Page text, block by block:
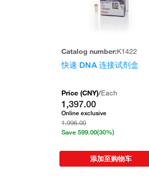
Catalog number:K1422
快速 DNA 连接试剂盒
Price (CNY)/Each
1,397.00
Online exclusive
1,996.00
Save 599.00(30%)
添加至购物车